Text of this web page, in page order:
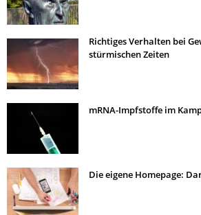
Richtiges Verhalten bei
stürmischen Zeiten
mRNA-Impfstoffe im
Die eigene Homepage: